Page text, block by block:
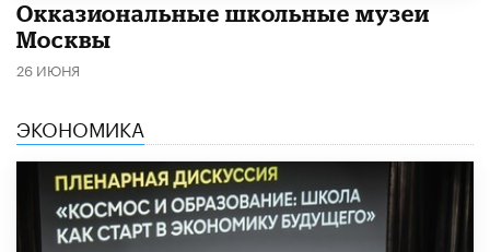
​Окказиональные школьные музеи
Москвы
26 ИЮНЯ
ЭКОНОМИКА